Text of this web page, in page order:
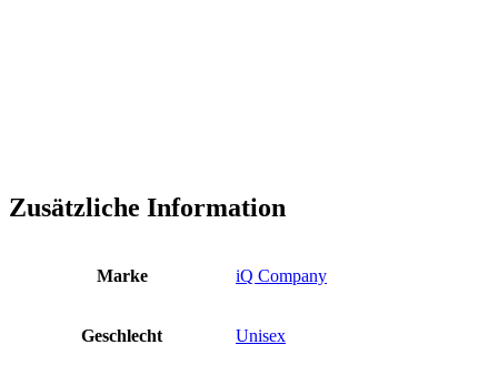
Zusätzliche Information
Marke iQ Company
Geschlecht Unisex